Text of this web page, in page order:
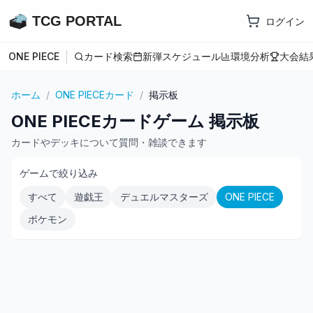
TCG PORTAL ログイン
ONE PIECE カード検索 新弾スケジュール 環境分析 大会結
ホーム / ONE PIECEカード / 掲示板
ONE PIECEカードゲーム 掲示板
カードやデッキについて質問・雑談できます
ゲームで絞り込み
すべて
遊戯王 デュエルマスターズ
ONE PIECE
ポケモン